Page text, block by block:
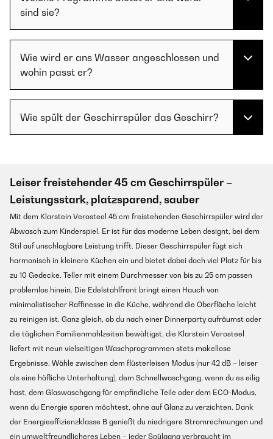
sind sie?
Wie wird er ans Wasser angeschlossen und
wohin passt er?
Wie spült der Geschirrspüler das Geschirr?
Leiser freistehender 45 cm Geschirrspüler –
Leistungsstark, platzsparend, sauber
Mit dem Klarstein Verosteel 45 cm freistehenden Geschirrspüler wird der
Abwasch zum Kinderspiel. Er ist für das moderne Leben designt, bei dem
Stil auf unschlagbare Leistung trifft. Dieser Geschirrspüler fügt sich
harmonisch in kleinere Küchen ein und bietet dabei doch viel Platz für bis
zu 10 Gedecke. Teller mit einem Durchmesser von bis zu 25 cm passen
problemlos hinein. Die Edelstahlfront bringt einen Hauch von
minimalistischer Raffinesse in die Küche, während die Oberfläche leicht
zu reinigen ist. Ganz gleich, ob du nach einer Dinnerparty aufräumst oder
die täglichen Familienmahlzeiten bewältigst, die Klarstein Verosteel
liefert mit neun vielseitigen Waschprogrammen stets makellose
Ergebnisse. Wähle zwischen dem flüsterleisen Modus (nur 42 dB – leiser
als eine höfliche Unterhaltung), dem Schnellwaschgang, wenn du es eilig
hast, dem Glaswaschgang für empfindliche Teile oder dem ECO-Modus,
wenn du Energie sparen möchtest, ohne auf Glanz zu verzichten. Dank
der Energieeffizienzklasse B genießt du niedrigere Stromrechnungen und
ein umweltfreundlicheres Leben – jeder Spülgang verbraucht im